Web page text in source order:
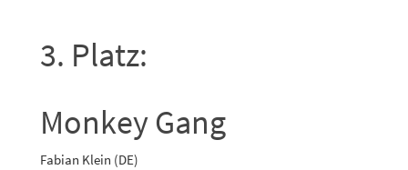
3. Platz:
Monkey Gang
Fabian Klein (DE)